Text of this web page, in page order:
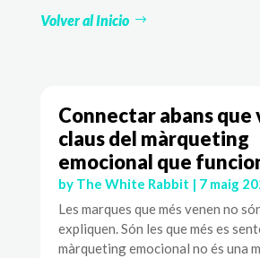
Volver al Inicio
Connectar abans que
claus del màrqueting
emocional que
by The White Rabbit | 7 maig
Les marques que més venen no
expliquen. Són les que més es
màrqueting emocional no és una